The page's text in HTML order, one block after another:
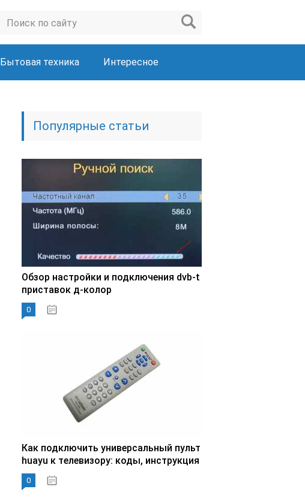
Бытовая техника Интересное
Популярные статьи
Обзор настройки и подключения dvb-t
приставок д-колор
0
Как подключить универсальный пульт
huayu к телевизору: коды, инструкция
0